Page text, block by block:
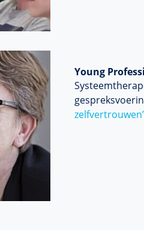
Young
zelfvertrouwen’